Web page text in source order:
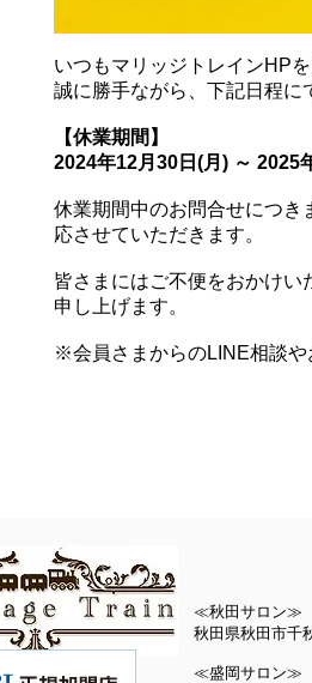
いつもマリッジトレインHP
誠に勝手ながら、下記日程に
【休業期間】
2024年12月30日(月) ～ 2025
休業期間中のお問合せにつき
応させていただきます。
皆さまにはご不便をおかけ
申し上げます。
※会員さまからのLINE相談や
≪秋田サロン≫
秋田県秋田市千
≪盛岡サロン≫